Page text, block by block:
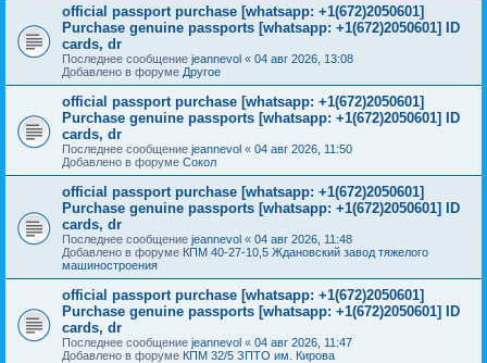
official passport purchase [whatsapp: +1(672)2050601]
Purchase genuine passports [whatsapp: +1(672)2050601] ID
cards, dr
Последнее сообщение jeannevol « 04 авг 2026, 13:08
Добавлено в форуме Другое
official passport purchase [whatsapp: +1(672)2050601]
Purchase genuine passports [whatsapp: +1(672)2050601] ID
cards, dr
Последнее сообщение jeannevol « 04 авг 2026, 11:50
Добавлено в форуме Сокол
official passport purchase [whatsapp: +1(672)2050601]
Purchase genuine passports [whatsapp: +1(672)2050601] ID
cards, dr
Последнее сообщение jeannevol « 04 авг 2026, 11:48
Добавлено в форуме КПМ 40-27-10,5 Ждановский завод тяжелого
машиностроения
official passport purchase [whatsapp: +1(672)2050601]
Purchase genuine passports [whatsapp: +1(672)2050601] ID
cards, dr
Последнее сообщение jeannevol « 04 авг 2026, 11:47
Добавлено в форуме КПМ 32/5 ЗПТО им. Кирова